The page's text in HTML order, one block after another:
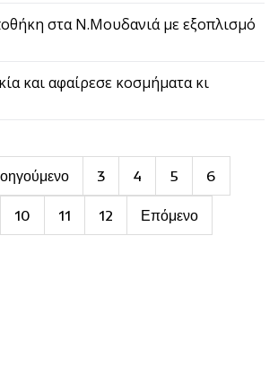
στα Ν.Μουδανιά με εξοπλισμό
και αφαίρεσε κοσμήματα κι
3 4 5 6
10 11 12 Επόμενο